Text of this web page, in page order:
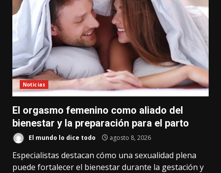
Noticias
El orgasmo femenino como aliado del
bienestar y la preparación para el parto
El mundo lo dice todo agosto 8, 2026
Especialistas destacan cómo una sexualidad plena
puede fortalecer el bienestar durante la gestación y